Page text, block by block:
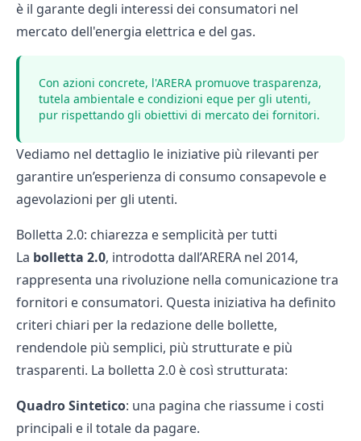
è il garante degli interessi dei consumatori nel
mercato dell'energia elettrica e del gas.
Con azioni concrete, l'ARERA promuove trasparenza,
tutela ambientale e condizioni eque per gli utenti,
pur rispettando gli obiettivi di mercato dei fornitori.
Vediamo nel dettaglio le iniziative più rilevanti per
garantire un’esperienza di consumo consapevole e
agevolazioni per gli utenti.
Bolletta 2.0: chiarezza e semplicità per tutti
La bolletta 2.0, introdotta dall’ARERA nel 2014,
rappresenta una rivoluzione nella comunicazione tra
fornitori e consumatori. Questa iniziativa ha definito
criteri chiari per la redazione delle bollette,
rendendole più semplici, più strutturate e più
trasparenti. La bolletta 2.0 è così strutturata:
Quadro Sintetico: una pagina che riassume i costi
principali e il totale da pagare.